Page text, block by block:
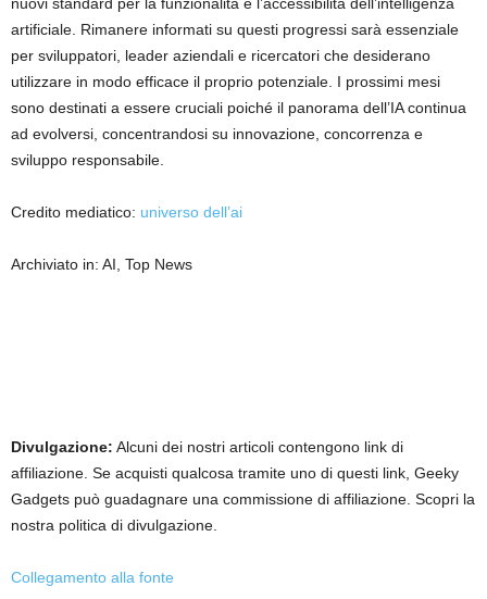
artificiale. Rimanere informati su questi progressi sarà essenziale
per sviluppatori, leader aziendali e ricercatori che desiderano
utilizzare in modo efficace il proprio potenziale. I prossimi mesi
sono destinati a essere cruciali poiché il panorama dell’IA continua
ad evolversi, concentrandosi su innovazione, concorrenza e
sviluppo responsabile.
Credito mediatico: universo dell’ai
Archiviato in: AI, Top News
Divulgazione: Alcuni dei nostri articoli contengono link di
affiliazione. Se acquisti qualcosa tramite uno di questi link, Geeky
Gadgets può guadagnare una commissione di affiliazione. Scopri la
nostra politica di divulgazione.
Collegamento alla fonte